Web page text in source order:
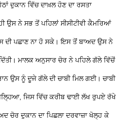
ਦੁਕਾਨ ਵਿੱਚ ਦਾਖ਼ਲ ਹੋਣ ਦਾ ਰਸਤਾ
ਨੇ ਸਭ ਤੋਂ ਪਹਿਲਾਂ ਸੀਸੀਟੀਵੀ ਕੈਮਰਿਆਂ
ਦੀ ਪਛਾਣ ਨਾ ਹੋ ਸਕੇ। ਇਸ ਤੋਂ ਬਾਅਦ ਉਸ ਨੇ
ਮਾਲਕ ਅਨੁਸਾਰ ਚੋਰ ਨੇ ਪਹਿਲੇ ਗੱਲੇ ਵਿੱਚੋਂ
ਉਸ ਨੂੰ ਦੂਜੇ ਗੱਲੇ ਦੀ ਚਾਬੀ ਮਿਲ ਗਈ। ਚਾਬੀ
ਜਿਸ ਵਿੱਚ ਕਰੀਬ ਢਾਈ ਲੱਖ ਰੁਪਏ ਰੱਖੇ
ਚੋਰ ਦੁਕਾਨ ਦਾ ਪਿਛਲਾ ਦਰਵਾਜ਼ਾ ਖੋਲ੍ਹ ਕੇ